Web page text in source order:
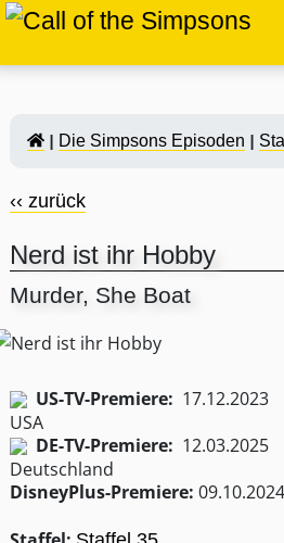
Die Simpsons Episoden
‹‹ zurück
Nerd ist ihr Hobby
Murder, She Boat
US-TV-Premiere: 17.12.2023
DE-TV-Premiere: 12.03.2025
DisneyPlus-Premiere: 09.10.2024